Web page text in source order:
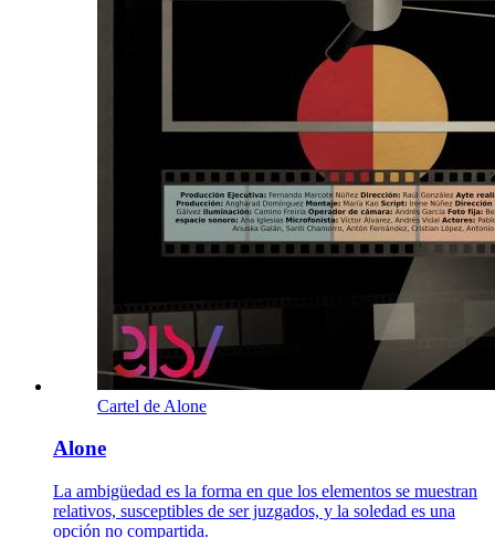
Cartel de Alone
Alone
La ambigüedad es la forma en que los elementos se muestran
relativos, susceptibles de ser juzgados, y la soledad es una
opción no compartida.